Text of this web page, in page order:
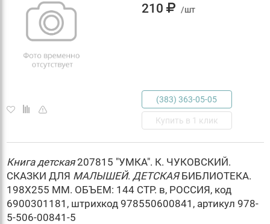
210 /шт
(383) 363-05-05
Купить в 1 клик
Книга детская207815 "УМКА". К. ЧУКОВСКИЙ.
СКАЗКИ ДЛЯ МАЛЫШЕЙ. ДЕТСКАЯБИБЛИОТЕКА.
198Х255 ММ. ОБЪЕМ: 144 СТР. в, РОССИЯ, код
6900301181, штрихкод 978550600841, артикул 978-
5-506-00841-5